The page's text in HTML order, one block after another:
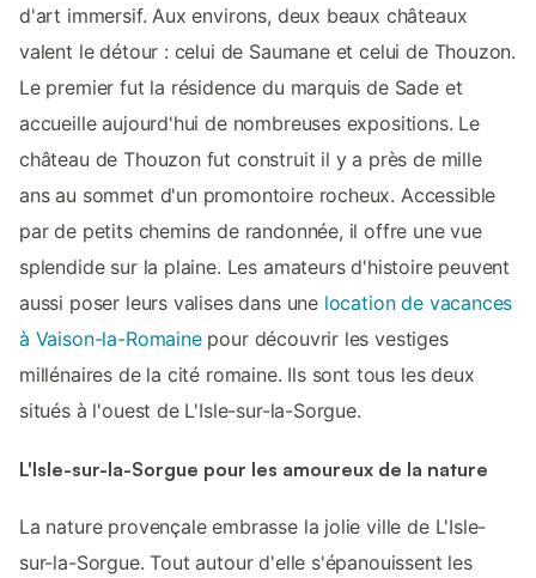
d'art immersif. Aux environs, deux beaux châteaux
valent le détour : celui de Saumane et celui de Thouzon.
Le premier fut la résidence du marquis de Sade et
accueille aujourd'hui de nombreuses expositions. Le
château de Thouzon fut construit il y a près de mille
ans au sommet d'un promontoire rocheux. Accessible
par de petits chemins de randonnée, il offre une vue
splendide sur la plaine. Les amateurs d'histoire peuvent
aussi poser leurs valises dans une location de vacances
à Vaison-la-Romainepour découvrir les vestiges
millénaires de la cité romaine. Ils sont tous les deux
situés à l'ouest de L'Isle-sur-la-Sorgue.
L'Isle-sur-la-Sorgue pour les amoureux de la nature
La nature provençale embrasse la jolie ville de L'Isle-
sur-la-Sorgue. Tout autour d'elle s'épanouissent les